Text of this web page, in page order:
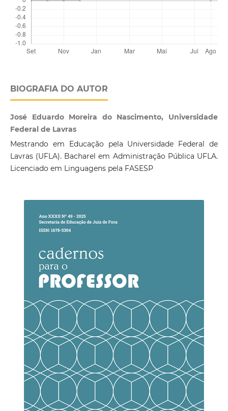
BIOGRAFIA DO AUTOR
José Eduardo Moreira do Nascimento, Universidade
Federal de Lavras
Mestrando em Educação pela Universidade Federal de
Lavras (UFLA). Bacharel em Administração Pública UFLA.
Licenciado em Linguagens pela FASESP